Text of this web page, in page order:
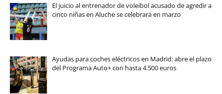
El juicio al entrenador de voleibol acusado de agredir a
cinco niñas en Aluche se celebrará en marzo
Ayudas para coches eléctricos en Madrid: abre el plazo
del Programa Auto+ con hasta 4.500 euros